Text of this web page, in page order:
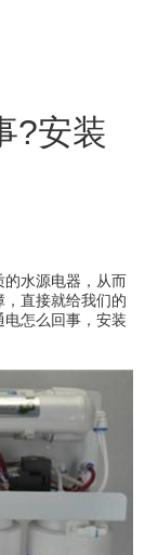
?安装
的水源电器，从而
直接就给我们的
怎么回事，安装